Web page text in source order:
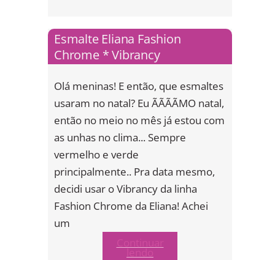
Esmalte Eliana Fashion
Chrome * Vibrancy
Olá meninas! E então, que esmaltes
usaram no natal? Eu ÃÃÃÃMO natal,
então no meio no mês já estou com
as unhas no clima... Sempre
vermelho e verde
principalmente.. Pra data mesmo,
decidi usar o Vibrancy da linha
Fashion Chrome da Eliana! Achei
um
lendo